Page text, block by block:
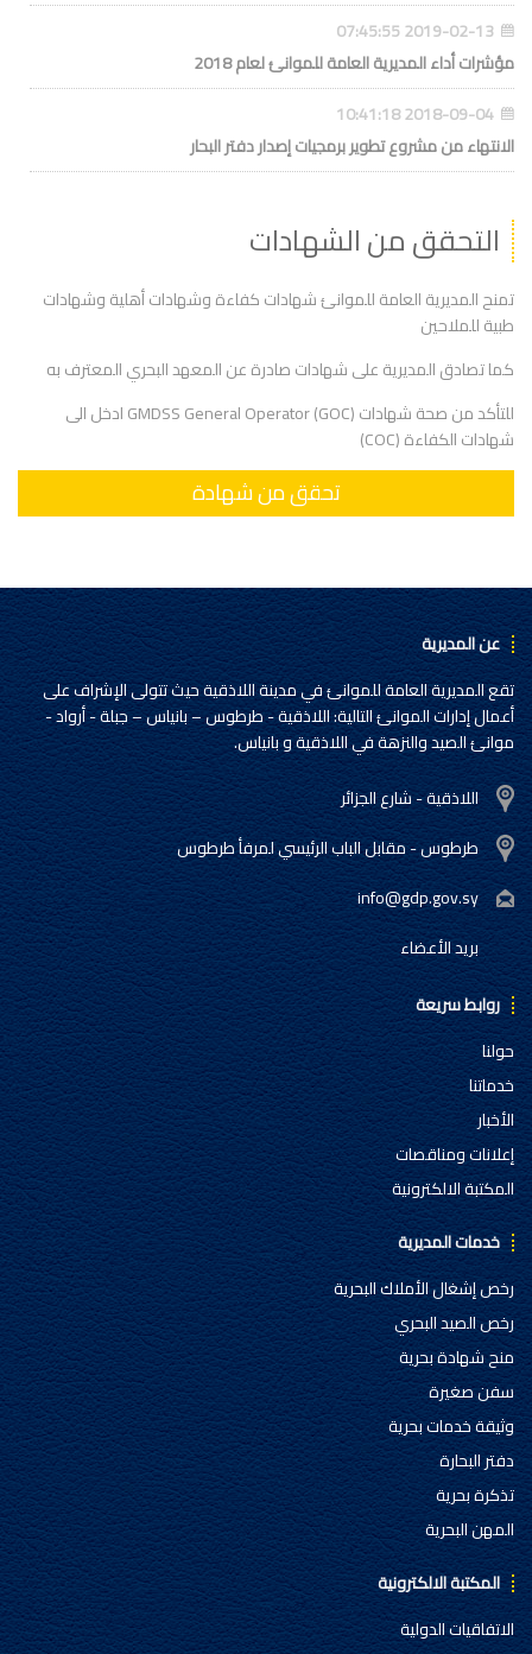
2019-02-13 07:45:55
مؤشرات أداء المديرية العامة للموانئ لعام 2018
2018-09-04 10:41:18
الانتهاء من مشروع تطوير برمجيات إصدار دفتر البحار
التحقق من الشهادات
تمنح المديرية العامة للموانئ شهادات كفاءة وشهادات أهلية وشهادات
طبية للملاحين
كما تصادق المديرية على شهادات صادرة عن المعهد البحري المعترف به
للتأكد من صحة شهادات (GMDSS General Operator (GOC ادخل الى
شهادات الكفاءة (COC)
تحقق من شهادة
عن المديرية
تقع المديرية العامة للموانئ في مدينة اللاذقية حيث تتولى الإشراف على
أعمال إدارات الموانئ التالية: اللاذقية - طرطوس – بانياس – جبلة - أرواد -
موانئ الصيد والنزهة في اللاذقية و بانياس.
اللاذقية - شارع الجزائر
طرطوس - مقابل الباب الرئيسي لمرفأ طرطوس
info@gdp.gov.sy
بريد الأعضاء
روابط سريعة
حولنا
خدماتنا
الأخبار
إعلانات ومناقصات
المكتبة الالكترونية
خدمات المديرية
رخص إشغال الأملاك البحرية
رخص الصيد البحري
منح شهادة بحرية
سفن صغيرة
وثيقة خدمات بحرية
دفتر البحارة
تذكرة بحرية
المهن البحرية
المكتبة الالكترونية
الاتفاقيات الدولية